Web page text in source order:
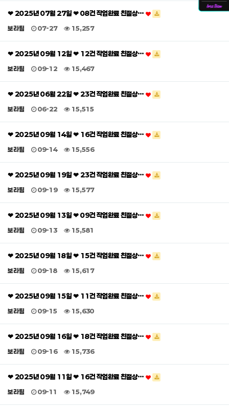
❤ 2025년 07월 27일 ❤ 08건 작업완료 친절상…
보라팀 07-27 15,257
❤ 2025년 09월 12일 ❤ 12건 작업완료 친절상…
보라팀 09-12 15,467
❤ 2025년 06월 22일 ❤ 23건 작업완료 친절상…
보라팀 06-22 15,515
❤ 2025년 09월 14일 ❤ 16건 작업완료 친절상…
보라팀 09-14 15,556
❤ 2025년 09월 19일 ❤ 23건 작업완료 친절상…
보라팀 09-19 15,577
❤ 2025년 09월 13일 ❤ 09건 작업완료 친절상…
보라팀 09-13 15,581
❤ 2025년 09월 18일 ❤ 15건 작업완료 친절상…
보라팀 09-18 15,617
❤ 2025년 09월 15일 ❤ 11건 작업완료 친절상…
보라팀 09-15 15,630
❤ 2025년 09월 16일 ❤ 18건 작업완료 친절상…
보라팀 09-16 15,736
❤ 2025년 09월 11일 ❤ 16건 작업완료 친절상…
보라팀 09-11 15,749